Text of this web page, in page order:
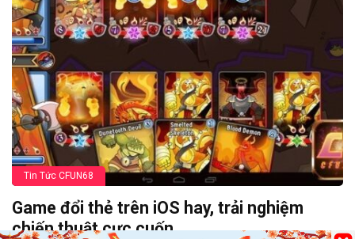
Tin Tức CFUN68
Game đổi thẻ trên iOS hay, trải nghiệm
chiến thuật cực cuốn